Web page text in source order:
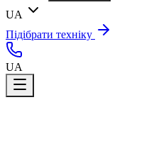
UA
Підібрати техніку
UA